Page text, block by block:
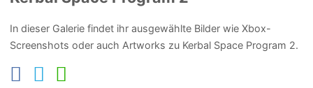
In dieser Galerie findet ihr ausgewählte Bilder wie Xbox-
Screenshots oder auch Artworks zu Kerbal Space Program 2.